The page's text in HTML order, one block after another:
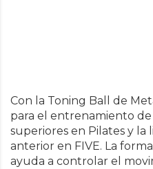
Con la Toning Ball de
para el entrenamiento
superiores en Pilates y la
anterior en FIVE. La
ayuda a controlar el